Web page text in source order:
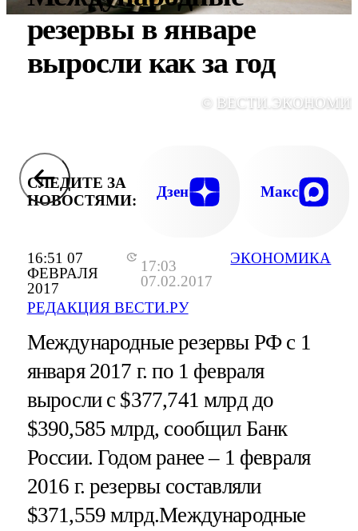
16:51 07
ФЕВРАЛЯ
2017
17:03
07.02.2017
РЕДАКЦИЯ ВЕСТИ.РУ
ЭКОНОМИКА
резервы в январе
выросли как за год
©
СЛЕДИТЕ ЗА
НОВОСТЯМИ:
Дзен Макс
Международные резервы РФ с 1
января 2017 г. по 1 февраля
выросли с $377,741 млрд до
$390,585 млрд, сообщил Банк
России. Годом ранее – 1 февраля
2016 г. резервы составляли
$371,559 млрд.Международные